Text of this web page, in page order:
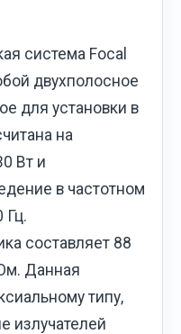
система Focal
двухполосное
для установки в
на
Вт и
в частотном
Гц.
составляет 88
Данная
типу,
излучателей